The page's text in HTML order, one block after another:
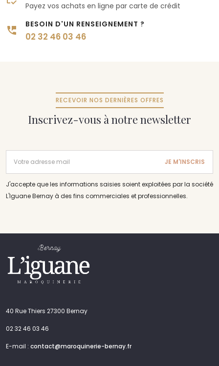
Payez vos achats en ligne par carte de crédit
BESOIN D'UN RENSEIGNEMENT ?
02 32 46 03 46
RECEVOIR NOS DERNIÈRES OFFRES
Inscrivez-vous à notre newsletter
JE M'INSCRIS
J'accepte que les informations saisies soient exploitées par la société
L'Iguane Bernayà des fins commerciales et professionnelles.
40 Rue Thiers 27300 Bernay
02 32 46 03 46
E-mail : contact@maroquinerie-bernay.fr